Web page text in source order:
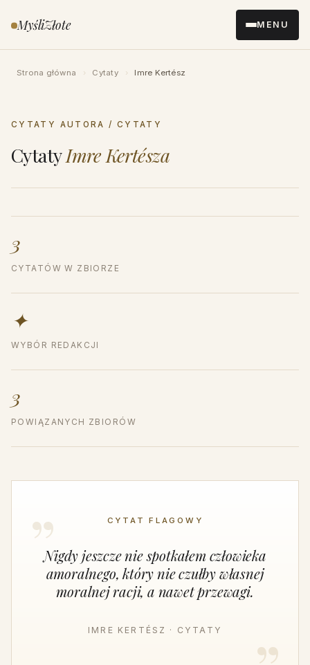
do MyśliZłote MENU
Strona główna › Cytaty › Imre Kertész
CYTATY AUTORA / CYTATY
CytatyImre Kertésza
3
CYTATÓW W ZBIORZE
✦
WYBÓR REDAKCJI
3
POWIĄZANYCH ZBIORÓW
CYTAT FLAGOWY
Nigdy jeszcze nie spotkałem człowieka
amoralnego, który nie czułby własnej
moralnej racji, a nawet przewagi.
IMRE KERTÉSZ · CYTATY